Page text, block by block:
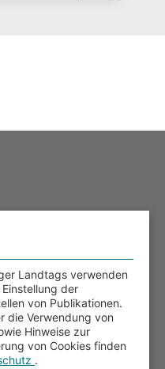
Landtags verwenden
der
von Publikationen.
die Verwendung von
Hinweise zur
von Cookies finden
.